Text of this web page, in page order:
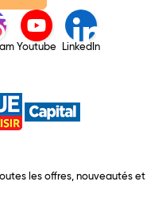
Youtube LinkedIn
les offres, nouveautés et